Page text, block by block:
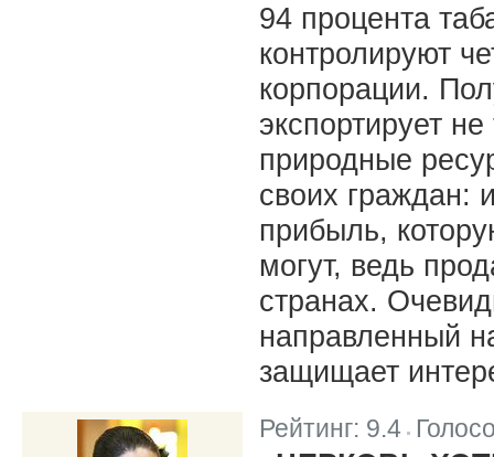
94 процента
контролируют
корпорации.
экспортирует
природные
своих граждан:
прибыль,
могут, ведь
странах.
направленный
защищает
Рейтинг: 9.4